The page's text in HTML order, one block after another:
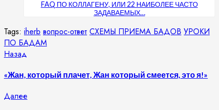
FAQ ПО КОЛЛАГЕНУ, ИЛИ 22 НАИБОЛЕЕ ЧАСТО
ЗАДАВАЕМЫХ…
Tags: iherb вопрос-ответ СХЕМЫ ПРИЕМА БАДОВ УРОКИ
ПО БАДАМ
Продолжить
чтение
Назад
«Жан, который плачет, Жан который смеется, это я!»
ДалееСледующая